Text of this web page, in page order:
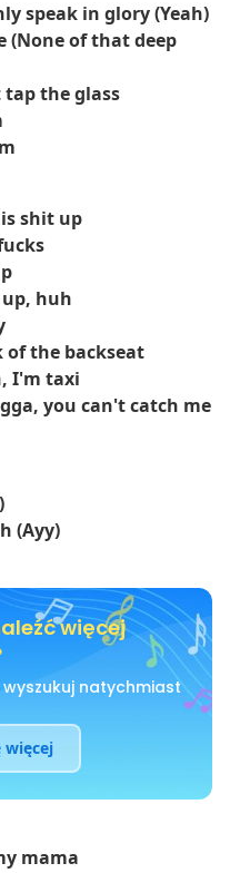
się na 33. miejscu listy
do 5. miejsca na liście
w Stanach Zjednoczonych.
przez Tylera,
i śmiałymi
i samoekspresji.
speak in glory (Yeah)
(None of that deep
the glass
shit up
huh
of the backseat
I'm taxi
you can't catch me
(Ayy)
więcej
natychmiast
więcej
mama